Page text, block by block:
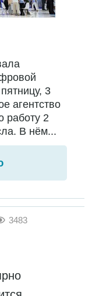
3
агентство
работу 2
В нём...
3483